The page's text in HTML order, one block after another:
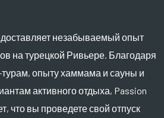
незабываемый опыт
на турецкой Ривьере. Благодаря
турам, опыту хаммама и сауны и
активного отдыха, Passion
что вы проведете свой отпуск